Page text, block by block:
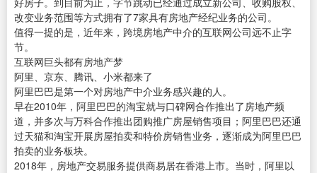
改变业务范围等方式拥有了7家具有房地产经纪业务的公司。
值得一提的是，近年来，跨境房地产中介的互联网公司远不止字
节。
互联网巨头都有房地产梦
阿里、京东、腾讯、小米都来了
阿里巴巴是第一个对房地产中介业务感兴趣的人。
早在2010年，阿里巴巴的淘宝就与口碑网合作推出了房地产频
道，并多次与万科合作推出团购推广房屋销售项目；阿里巴巴还通
过天猫和淘宝开展房屋拍卖和特价房销售业务，逐渐成为阿里巴巴
拍卖的业务板块。
2018年，房地产交易服务提供商易居在香港上市。当时，阿里以